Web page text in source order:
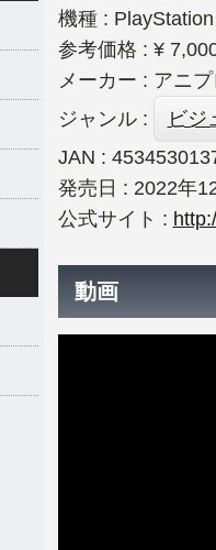
機種 :
参考価格 : ¥
メーカー : アニ
ジャンル :
ビジ
JAN :
発売日 : 2022年
公式サイト :
動画